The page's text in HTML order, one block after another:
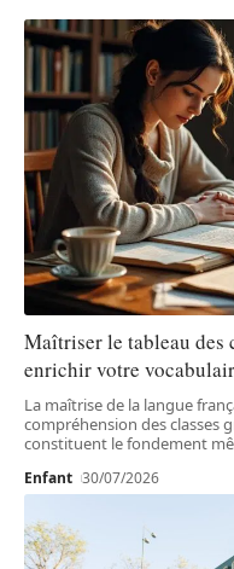
Maîtriser le tableau des
enrichir votre
La maîtrise de la langue
compréhension des classes
constituent le fondement
Enfant 30/07/2026